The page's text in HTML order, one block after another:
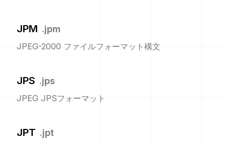
JPM .jpm
JPEG-2000 ファイルフォーマット構文
JPS .jps
JPEG JPSフォーマット
JPT .jpt